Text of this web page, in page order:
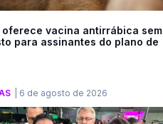
oferece vacina antirrábica sem
para assinantes do plano de
6 de agosto de 2026